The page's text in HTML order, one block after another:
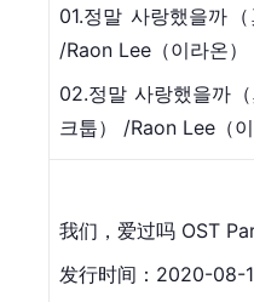
01.정말 사랑했을까
/Raon Lee（이라온）
02.정말 사랑했을까
크툽） /Raon Lee（
我们，爱过吗 OST
发行时间：2020-08-